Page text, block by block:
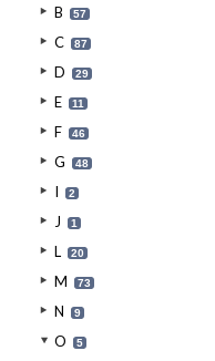
B 57
C 87
D 29
E 11
F 46
G 48
I 2
J 1
L 20
M 73
N 9
O 5